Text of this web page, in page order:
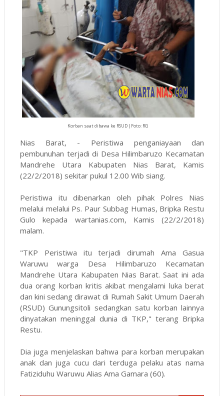
Korban saat dibawa ke RSUD |Foto: RG
Nias Barat, - Peristiwa penganiayaan dan
pembunuhan terjadi di Desa Hilimbaruzo Kecamatan
Mandrehe Utara Kabupaten Nias Barat, Kamis
(22/2/2018) sekitar pukul 12.00 Wib siang.
Peristiwa itu dibenarkan oleh pihak Polres Nias
melalui melalui Ps. Paur Subbag Humas, Bripka Restu
Gulo kepada wartanias.com, Kamis (22/2/2018)
malam.
"TKP Peristiwa itu terjadi dirumah Ama Gasua
Waruwu warga Desa Hilimbaruzo Kecamatan
Mandrehe Utara Kabupaten Nias Barat. Saat ini ada
dua orang korban kritis akibat mengalami luka berat
dan kini sedang dirawat di Rumah Sakit Umum Daerah
(RSUD) Gunungsitoli sedangkan satu korban lainnya
dinyatakan meninggal dunia di TKP," terang Bripka
Restu.
Dia juga menjelaskan bahwa para korban merupakan
anak dan juga cucu dari terduga pelaku atas nama
Fatiziduhu Waruwu Alias Ama Gamara (60).